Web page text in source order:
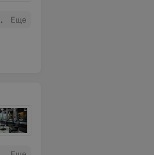
Еще